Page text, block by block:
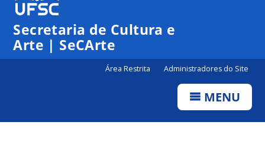
Secretaria de Cultura e
Arte | SeCArte
Área Restrita Administradores do Site
MENU
1:00